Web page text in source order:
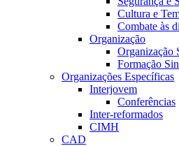
Cultura e
Combate às
Organização
Organização
Formação
Organizações Específicas
Interjovem
Conferências
Inter-reformados
CIMH
CAD